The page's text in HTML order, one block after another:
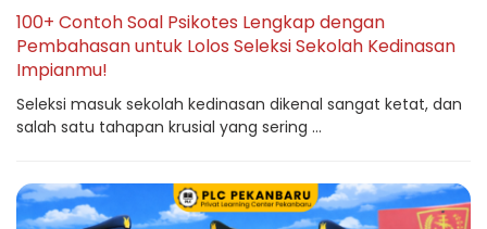
100+ Contoh Soal Psikotes Lengkap dengan
Pembahasan untuk Lolos Seleksi Sekolah Kedinasan
Impianmu!
Seleksi masuk sekolah kedinasan dikenal sangat ketat, dan
salah satu tahapan krusial yang sering ...